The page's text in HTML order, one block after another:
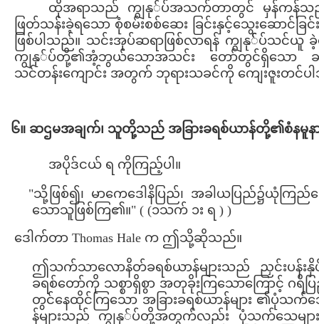
ထိုအရာသည် ကျွနု်ပ်အသက်တာတွင် မှန်ကန်သည်
ဖြတ်သန်းခဲ့ရသော စုံစမ်းစစ်ဆေး ခြင်းနှင့်သွေးဆော
ဖြစ်ပါသည်။ သင်းအုပ်ဆရာဖြစ်လာရန် ကျွနု််ပ်သင်ယူ ခဲ့သ
ကျွနု်ပ်တို့၏အံ့ဘွယ်သောအသင်း တော်တွင်ရှိသော ခရ
သင်တန်းကျောင်း အတွက် ဘုရားသခင်ကို ကျေးဇူးတင်ပ
၆။ ဆဌမအချက်၊ သူတို့သည် အခြားခရစ်ယာန်တို့၏စံနမူန
အပိုဒ်ငယ် ရ ကိုကြည့်ပါ။
"သို့ဖြစ်၍၊ မာကေဒေါနိပြည်၊ အခါယပြည်၌ယုံ
သောသူဖြစ်ကြ၏။" ( (၁သက် ၁း ရ ) )
ဒေါက်တာ Thomas Hale က ဤသို့ဆိုသည်။
ဤသက်သာလောနိတ်ခရစ်ယာန်များသည် ညှင်းပန်းနှိပ်စ
ခရစ်တော်ကို သစ္စာရှိစွာ အတုခိုးကြသောကြောင့် ဂရိ
တွင်နေထိုင်ကြသော အခြားခရစ်ယာန်များ ၏ပုံ
န်များသည် ကျွနု်ပ်တို့အတွက်လည်း ပုံသက်သေများ